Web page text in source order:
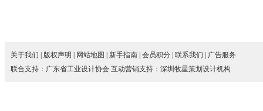
关于我们 版权声明 网站地图 新手指南| 会员积分| 联系我们
广告服务
联合支持： 广东省工业设计协会互动营销支持： 深圳牧星策划设计机构